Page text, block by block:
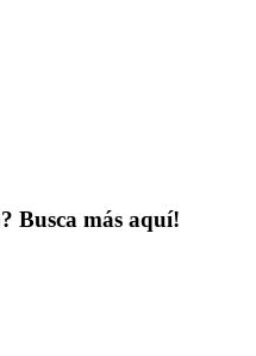
Busca más aquí!